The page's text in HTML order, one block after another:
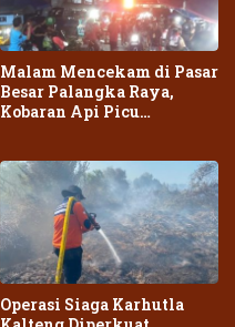
Malam Mencekam di Pasar
Besar Palangka Raya,
Kobaran Api Picu
Operasi Siaga Karhutla